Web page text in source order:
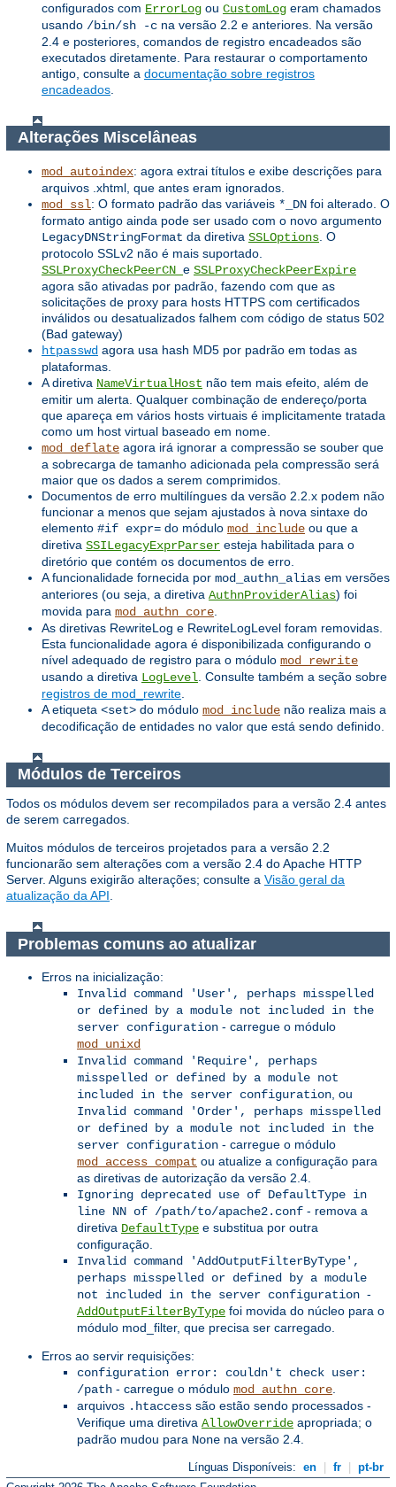
configurados com ErrorLog ou CustomLog eram chamados
usando /bin/sh -c na versão 2.2 e anteriores. Na versão
2.4 e posteriores, comandos de registro encadeados são
executados diretamente. Para restaurar o comportamento
antigo, consulte a documentação sobre registros
encadeados
Alterações Miscelâneas
mod_autoindex: agora extrai títulos e exibe descrições para
arquivos .xhtml, que antes eram ignorados.
mod_ssl: O formato padrão das variáveis ​​ *_DN foi alterado. O
formato antigo ainda pode ser usado com o novo argumento
LegacyDNStringFormat da diretiva SSLOptions . O
protocolo SSLv2 não é mais suportado.
SSLProxyCheckPeerCN e SSLProxyCheckPeerExpire
agora são ativadas por padrão, fazendo com que as
solicitações de proxy para hosts HTTPS com certificados
inválidos ou desatualizados falhem com código de status 502
(Bad gateway)
htpasswd agora usa hash MD5 por padrão em todas as
plataformas.
A diretiva NameVirtualHost não tem mais efeito, além de
emitir um alerta. Qualquer combinação de endereço/porta
que apareça em vários hosts virtuais é implicitamente tratada
como um host virtual baseado em nome.
mod_deflate agora irá ignorar a compressão se souber que
a sobrecarga de tamanho adicionada pela compressão será
maior que os dados a serem comprimidos.
Documentos de erro multilíngues da versão 2.2.x podem não
funcionar a menos que sejam ajustados à nova sintaxe do
elemento #if expr= do módulo mod_include ou que a
diretiva SSILegacyExprParser esteja habilitada para o
diretório que contém os documentos de erro.
A funcionalidade fornecida por mod_authn_alias em versões
anteriores (ou seja, a diretiva AuthnProviderAlias) foi
movida para mod_authn_core
As diretivas RewriteLog e RewriteLogLevel foram removidas.
Esta funcionalidade agora é disponibilizada configurando o
nível adequado de registro para o módulo mod_rewrite
usando a diretiva LogLevel . Consulte também a seção sobre
registros de mod_rewrite
A etiqueta <set> do módulo mod_include não realiza mais a
decodificação de entidades no valor que está sendo definido.
Módulos de Terceiros
Todos os módulos devem ser recompilados para a versão 2.4 antes
de serem carregados.
Muitos módulos de terceiros projetados para a versão 2.2
funcionarão sem alterações com a versão 2.4 do Apache HTTP
Server. Alguns exigirão alterações; consulte a Visão geral da
atualização da API
Problemas comuns ao atualizar
Erros na inicialização:
Invalid command 'User', perhaps misspelled
or defined by a module not included in the
server configuration - carregue o módulo
mod_unixd
Invalid command 'Require', perhaps
misspelled or defined by a module not
included in the server configuration, ou
Invalid command 'Order', perhaps misspelled
or defined by a module not included in the
server configuration - carregue o módulo
mod_access_compat ou atualize a configuração para
as diretivas de autorização da versão 2.4.
Ignoring deprecated use of DefaultType in
line NN of /path/to/apache2.conf - remova a
diretiva DefaultType e substitua por outra
configuração.
Invalid command 'AddOutputFilterByType',
perhaps misspelled or defined by a module
not included in the server configuration -
AddOutputFilterByType foi movida do núcleo para o
módulo mod_filter, que precisa ser carregado.
Erros ao servir requisições:
configuration error: couldn't check user:
/path - carregue o módulo mod_authn_core.
arquivos .htaccess são estão sendo processados -
Verifique uma diretiva AllowOverride apropriada; o
padrão mudou para None na versão 2.4.
Línguas Disponíveis: en fr
pt-br